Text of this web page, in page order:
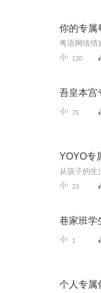
你的专属
130
吾皇本宫
75
YOYO专
从孩子的生
23
巷家班学
1
个人专属